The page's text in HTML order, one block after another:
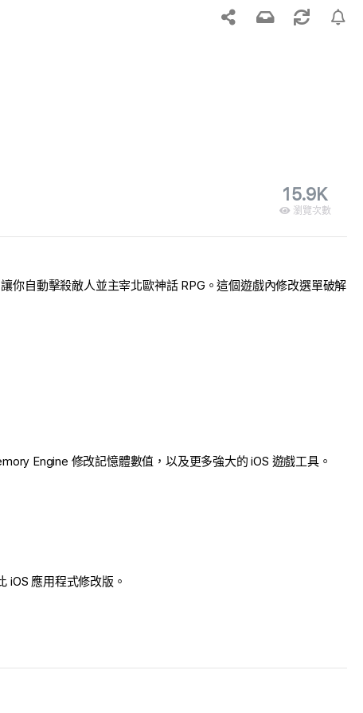
15.9K
瀏覽次數
你自動擊殺敵人並主宰北歐神話 RPG。這個遊戲內修改選單破解
Engine 修改記憶體數值，以及更多強大的 iOS 遊戲工具。
iOS 應用程式修改版。